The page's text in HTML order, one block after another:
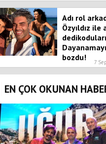
Adı rol
Özyıldız ile
bozdu!
7
EN ÇOK OKUNAN